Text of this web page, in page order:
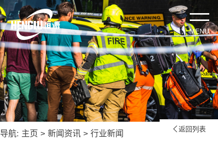
导航: 主页 > 新闻资讯 > 行业新闻  返回列表